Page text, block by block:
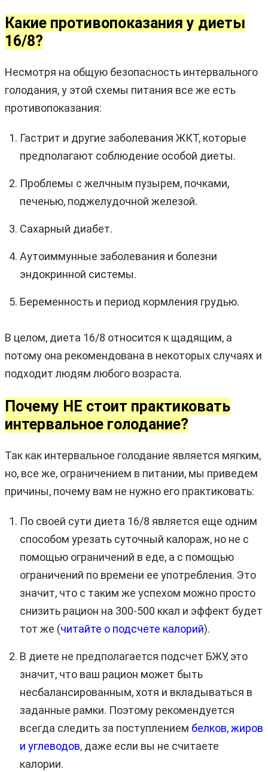
Какие противопоказания у диеты
16/8?
Несмотря на общую безопасность интервального
голодания, у этой схемы питания все же есть
противопоказания:
Гастрит и другие заболевания ЖКТ, которые
предполагают соблюдение особой диеты.
Проблемы с желчным пузырем, почками,
печенью, поджелудочной железой.
Сахарный диабет.
Аутоиммунные заболевания и болезни
эндокринной системы.
Беременность и период кормления грудью.
В целом, диета 16/8 относится к щадящим, а
потому она рекомендована в некоторых случаях и
подходит людям любого возраста.
Почему НЕ стоит практиковать
интервальное голодание?
Так как интервальное голодание является мягким,
но, все же, ограничением в питании, мы приведем
причины, почему вам не нужно его практиковать:
По своей сути диета 16/8 является еще одним
способом урезать суточный калораж, но не с
помощью ограничений в еде, а с помощью
ограничений по времени ее употребления. Это
значит, что с таким же успехом можно просто
снизить рацион на 300-500 ккал и эффект будет
тот же (читайте о подсчете калорий).
В диете не предполагается подсчет БЖУ, это
значит, что ваш рацион может быть
несбалансированным, хотя и вкладываться в
заданные рамки. Поэтому рекомендуется
всегда следить за поступлением белков, жиров
и углеводов, даже если вы не считаете
калории.